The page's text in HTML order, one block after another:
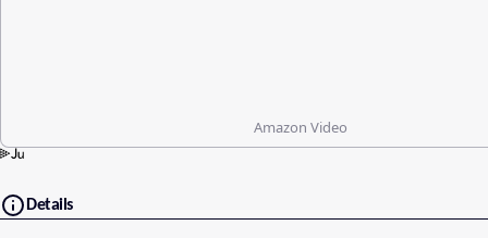
Amazon Video
Details